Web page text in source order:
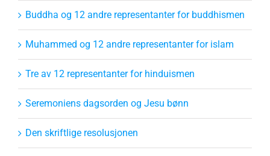
Buddha og 12 andre representanter for buddhismen
Muhammed og 12 andre representanter for islam
Tre av 12 representanter for hinduismen
Seremoniens dagsorden og Jesu bønn
Den skriftlige resolusjonen